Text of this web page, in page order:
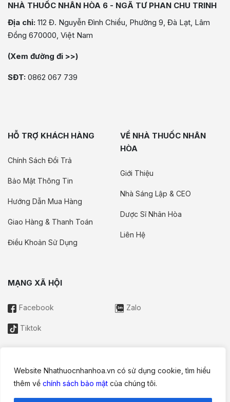
Website Nhathuocnhanhoa.vn có sử dụng cookie, tìm hiểu
thêm về chính sách bảo mật của chúng tôi.
NHÀ THUỐC NHÂN HÒA 6 - NGÃ TƯ PHAN CHU TRINH
Địa chỉ: 112 Đ. Nguyễn Đình Chiểu, Phường 9, Đà Lạt, Lâm
Đồng 670000, Việt Nam
(Xem đường đi >>)
SĐT: 0862 067 739
HỖ TRỢ KHÁCH HÀNG
Chính Sách Đổi Trả
Bảo Mật Thông Tin
Hướng Dẫn Mua Hàng
Giao Hàng & Thanh Toán
Điều Khoản Sử Dụng
VỀ NHÀ THUỐC NHÂN
HÒA
Giới Thiệu
Nhà Sáng Lập & CEO
Dược Sĩ Nhân Hòa
Liên Hệ
MẠNG XÃ HỘI
Facebook Zalo
Tiktok
Thông tin trên website này chỉ mang tính chất nội bộ tham khảo;